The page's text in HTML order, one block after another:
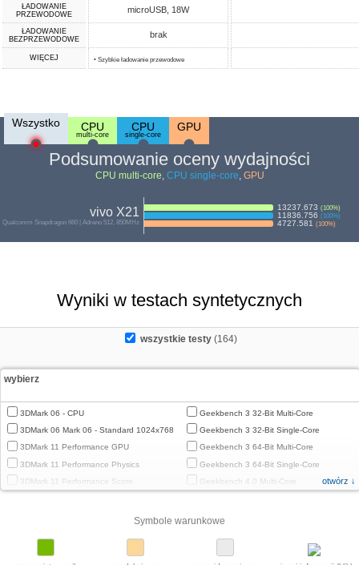
ŁADOWANIE
PRZEWODOWE
microUSB, 18W
ŁADOWANIE
BEZPRZEWODOWE
brak
WIĘCEJ • Szybkie ładowanie przewodowe
Wszystko CPU
multi-core
CPU
single-core
GPU
Podsumowanie oceny wydajności
CPU multi-core, CPU single-core, GPU
vivo X21
Qualcomm Snapdragon 660 | Adreno 512, 850MHz
13237.673 (100%)
11836.756 (100%)
4727.581 (100%)
Wyniki w testach syntetycznych
wszystkie testy (164)
wybierz
3DMark 06 - CPU
3DMark 06 Mark 06 - Standard 1024x768
3DMark 11 Performance GPU
3DMark 11 Performance Physics
3DMark 11 Performance Score
Geekbench 3 32-Bit Multi-Core
Geekbench 3 32-Bit Single-Core
Geekbench 3 64-Bit Multi-Core
Geekbench 3 64-Bit Single-Core
Geekbench 4.0 Multi-Core
Geekbench 4.4 Multi-Core
Geekbench 5 64-Bit Multi-Core
otwórz ↓
Symbole warunkowe